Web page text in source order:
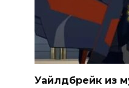
Уайлдбрейк из